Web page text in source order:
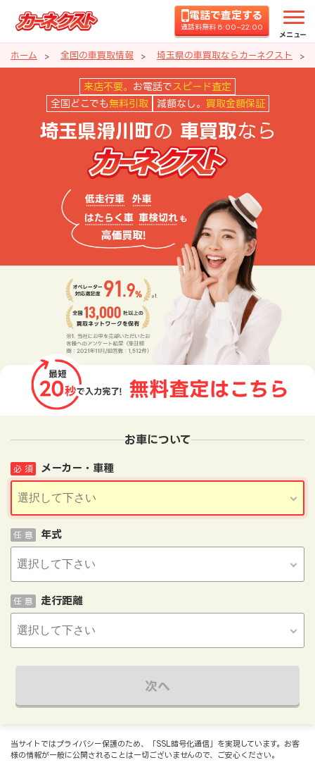
電話で査定する
通話料無料 8:00~22:00
メニュー
ホーム 全国の車買取情報 埼玉県の車買取ならカーネクスト
埼玉県滑川町の車買取ならカー
来店不要。 お電話で スピード査定
全国どこでも 無料引取 減額なし。 買取金額保証
埼玉県滑川町の 車買取なら
お車について
メーカー・車種
必 須
年式
任 意
走行距離
任 意
次へ
当サイトではプライバシー保護のため、「SSL暗号化通信」を実現しています。お客
様の情報が一般に公開されることは一切ございませんので、ご安心ください。